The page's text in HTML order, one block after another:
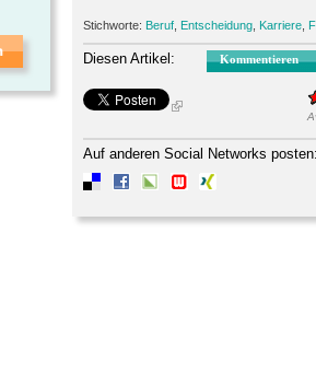
Stichworte: Beruf Entscheidung Karriere
Diesen Artikel: Kommentieren
Auf anderen Social Networks